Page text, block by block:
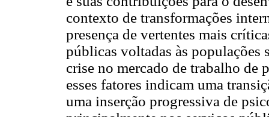
contexto de transformações
presença de vertentes mais
públicas voltadas às populações
crise no mercado de trabalho de
esses fatores indicam uma
uma inserção progressiva de